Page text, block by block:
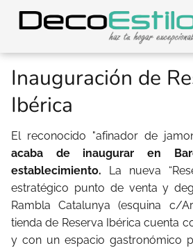
Inauguración de
Ibérica
El reconocido "afinador de
acaba de inaugurar en
establecimiento. La nueva
estratégico punto de venta y
Rambla Catalunya (esquina c/
tienda de Reserva Ibérica cuenta
y con un espacio gastronómico